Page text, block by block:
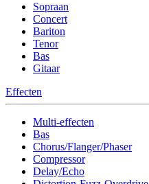
Sopraan
Concert
Bariton
Tenor
Bas
Gitaar
Effecten
Multi-effecten
Bas
Chorus/Flanger/Phaser
Compressor
Delay/Echo